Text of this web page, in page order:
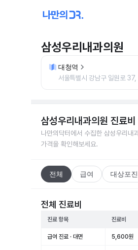
삼성우리내과의원
대청역
서울특별시 강남구 일원로
삼성우리내과의원 진료비
나만의닥터에서 수집한 삼성우리내
가격을 확인해보세요.
전체 급여 대상포
전체 진료비
진료 항목 진료비
급여 진료 · 대면 5,600원